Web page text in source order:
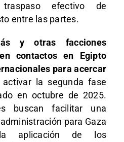
efectivo de
entre las partes.
y otras facciones
contactos en Egipto
para acercar
la segunda fase
en octubre de 2025.
buscan facilitar una
para Gaza
aplicación de los